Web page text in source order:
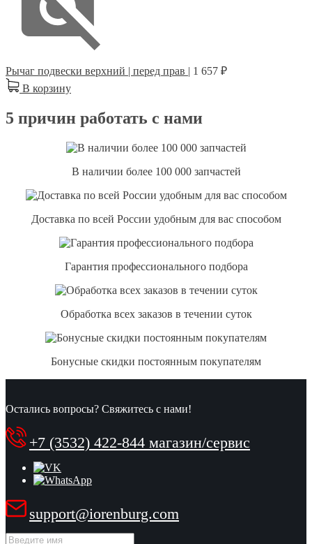
Рычаг подвески верхний | перед прав | 1 657 ₽
В корзину
5 причин работать с нами
В наличии более 100 000 запчастей
Доставка по всей России удобным для вас способом
Гарантия профессионального подбора
Обработка всех заказов в течении суток
Бонусные скидки постоянным покупателям
Остались вопросы? Свяжитесь с нами!
+7 (3532) 422-844 магазин/сервис
support@iorenburg.com